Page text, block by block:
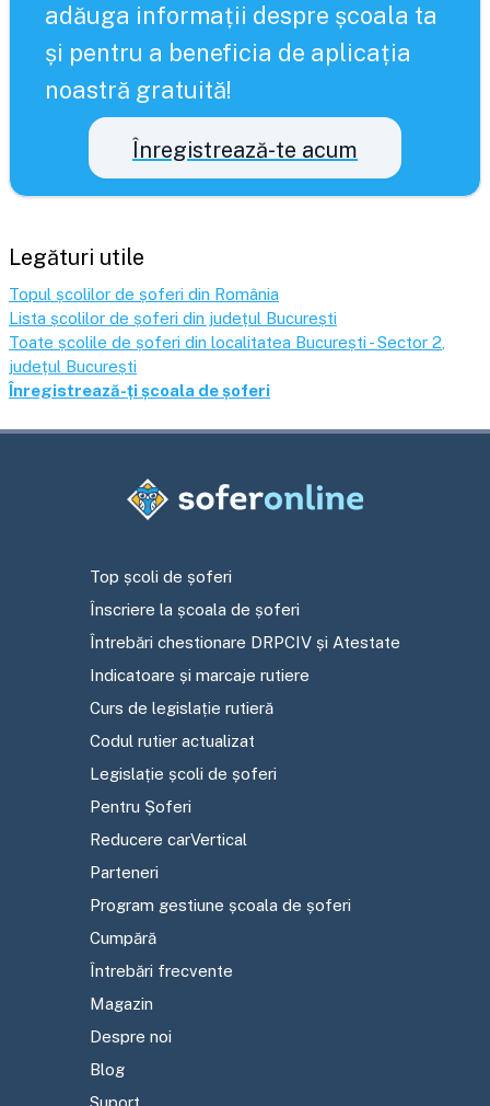
adăuga informații despre școala ta
și pentru a beneficia de aplicația
noastră gratuită!
Înregistrează-te acum
Legături utile
Topul școlilor de șoferi din România
Lista școlilor de șoferi din județul București
Toate școlile de șoferi din localitatea București - Sector 2
județul București
Înregistrează-ți școala de șoferi
Top școli de șoferi
Înscriere la școala de șoferi
Întrebări chestionare DRPCIV și Atestate
Indicatoare și marcaje rutiere
Curs de legislație rutieră
Codul rutier actualizat
Legislație școli de șoferi
Pentru Șoferi
Reducere carVertical
Parteneri
Program gestiune școala de șoferi
Cumpără
Întrebări frecvente
Magazin
Despre noi
Blog
Suport